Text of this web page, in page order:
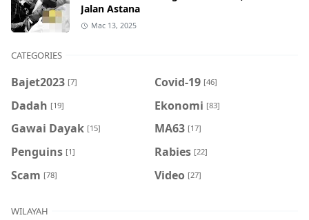
Jalan Astana
Mac 13, 2025
CATEGORIES
Bajet2023 [7] Covid-19 [46]
Dadah [19] Ekonomi [83]
Gawai Dayak [15] MA63 [17]
Penguins [1] Rabies [22]
Scam [78] Video [27]
WILAYAH